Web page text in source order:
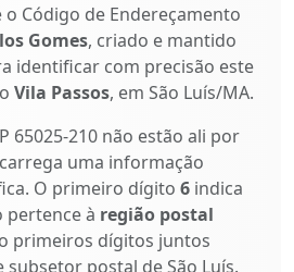
o Código de Endereçamento
Gomes, criado e mantido
identificar com precisão este
Vila Passos, em São Luís/MA.
65025-210 não estão ali por
uma informação
O primeiro dígito 6 indica
pertence à região postal
primeiros dígitos juntos
subsetor postal de São Luís.